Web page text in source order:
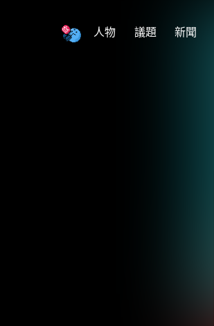
人物 議題 新聞